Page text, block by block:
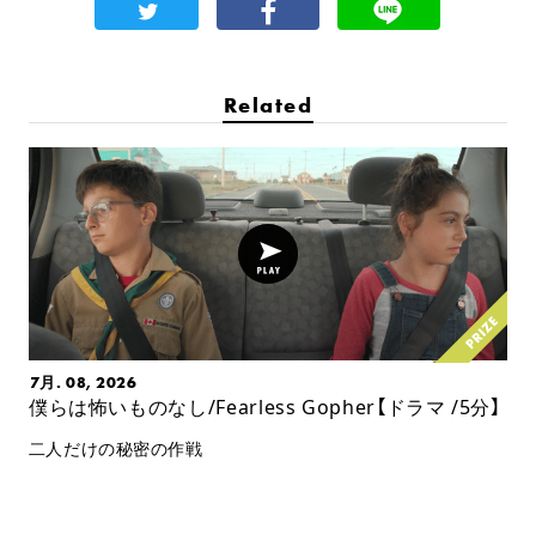
Related
7月. 08, 2026
僕らは怖いものなし/Fearless Gopher【ドラマ /5分】
二人だけの秘密の作戦